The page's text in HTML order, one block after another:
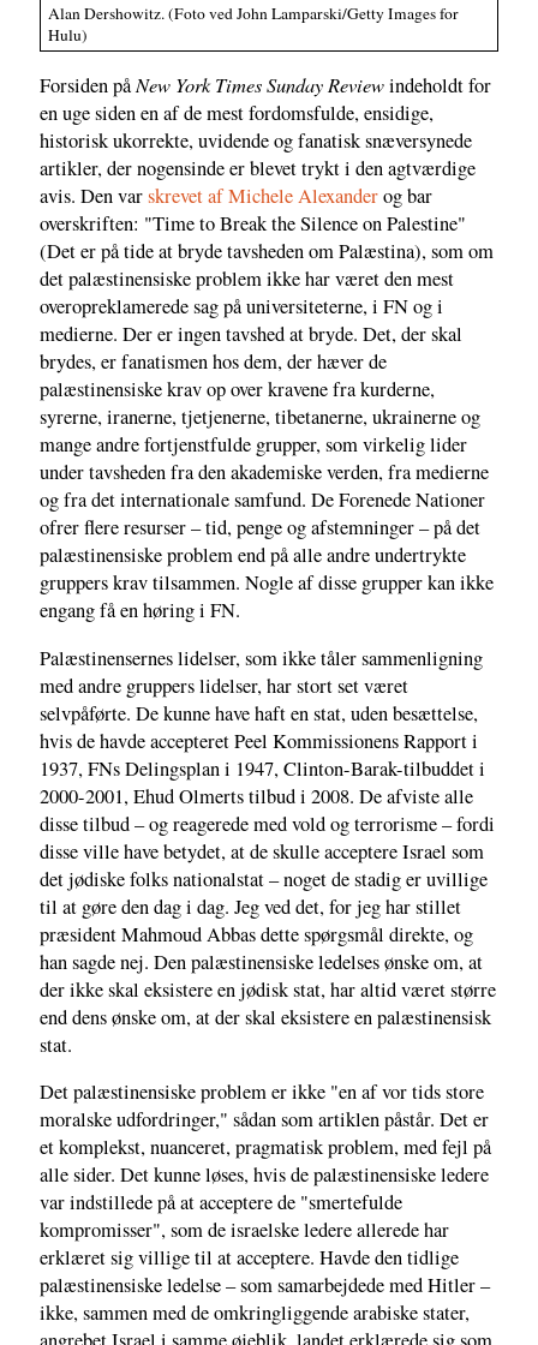
Alan Dershowitz. (Foto ved John Lamparski/Getty Images for
Hulu)
Forsiden påNew York Times Sunday Reviewindeholdt for
en uge siden en af de mest fordomsfulde, ensidige,
historisk ukorrekte, uvidende og fanatisk snæversynede
artikler, der nogensinde er blevet trykt i den agtværdige
avis. Den varskrevet af Michele Alexanderog bar
overskriften: "Time to Break the Silence on Palestine"
(Det er på tide at bryde tavsheden om Palæstina), som om
det palæstinensiske problem ikke har været den mest
overopreklamerede sag på universiteterne, i FN og i
medierne. Der er ingen tavshed at bryde. Det, der skal
brydes, er fanatismen hos dem, der hæver de
palæstinensiske krav op over kravene fra kurderne,
syrerne, iranerne, tjetjenerne, tibetanerne, ukrainerne og
mange andre fortjenstfulde grupper, som virkelig lider
under tavsheden fra den akademiske verden, fra medierne
og fra det internationale samfund. De Forenede Nationer
ofrer flere resurser – tid, penge og afstemninger – på det
palæstinensiske problem end på alle andre undertrykte
gruppers krav tilsammen. Nogle af disse grupper kan ikke
engang få en høring i FN.
Palæstinensernes lidelser, som ikke tåler sammenligning
med andre gruppers lidelser, har stort set været
selvpåførte. De kunne have haft en stat, uden besættelse,
hvis de havde accepteret Peel Kommissionens Rapport i
1937, FNs Delingsplan i 1947, Clinton-Barak-tilbuddet i
2000-2001, Ehud Olmerts tilbud i 2008. De afviste alle
disse tilbud – og reagerede med vold og terrorisme – fordi
disse ville have betydet, at de skulle acceptere Israel som
det jødiske folks nationalstat – noget de stadig er uvillige
til at gøre den dag i dag. Jeg ved det, for jeg har stillet
præsident Mahmoud Abbas dette spørgsmål direkte, og
han sagde nej. Den palæstinensiske ledelses ønske om, at
der ikke skal eksistere en jødisk stat, har altid været større
end dens ønske om, at der skal eksistere en palæstinensisk
stat.
Det palæstinensiske problem er ikke "en af vor tids store
moralske udfordringer," sådan som artiklen påstår. Det er
et komplekst, nuanceret, pragmatisk problem, med fejl på
alle sider. Det kunne løses, hvis de palæstinensiske ledere
var indstillede på at acceptere de "smertefulde
kompromisser", som de israelske ledere allerede har
erklæret sig villige til at acceptere. Havde den tidlige
palæstinensiske ledelse – som samarbejdede med Hitler –
ikke, sammen med de omkringliggende arabiske stater,